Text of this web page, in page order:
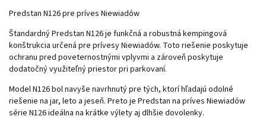
Predstan N126 pre príves Niewiadów
Štandardný Predstan N126 je funkčná a robustná kempingová
konštrukcia určená pre prívesy Niewiadów. Toto riešenie poskytuje
ochranu pred poveternostnými vplyvmi a zároveň poskytuje
dodatočný využiteľný priestor pri parkovaní.
Model N126 bol navyše navrhnutý pre tých, ktorí hľadajú odolné
riešenie na jar, leto a jeseň. Preto je Predstan na príves Niewiadów
série N126 ideálna na krátke výlety aj dlhšie dovolenky.